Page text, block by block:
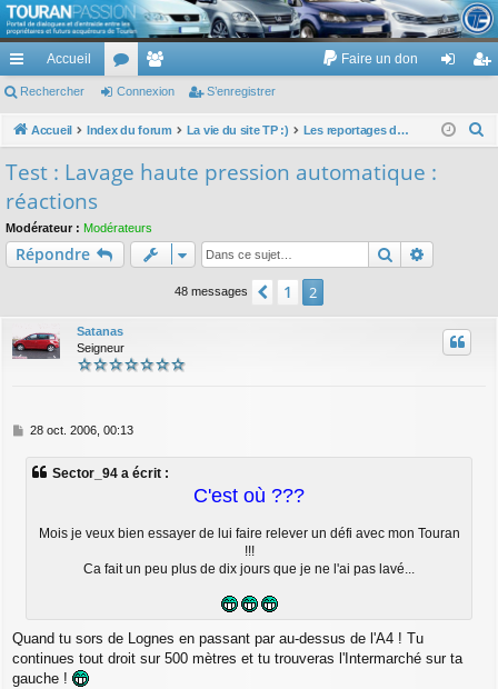
TouranPassion
Le forum des propriétaires ou futurs acquéreurs du Volkswagen Touran
cc
ès
pi
de
Accueil
or
u
e
m
Faire un don
ne nr
Rechercher Connexion S’enregistrer
Accueil Index du forum La vie du site TP :) Les reportages de TP : avis, commentaires et réactions
Test : Lavage haute pression automatique :
réactions
Modérateur : Modérateurs
Répondre Rechercher
48 messages Précédente
1 2
Satanas
Seigneur
M
s
28 oct. 2006, 00:13
Sector_94 a écrit :
C'est où ???
Mois je veux bien essayer de lui faire relever un défi avec mon Touran
!!!
Ca fait un peu plus de dix jours que je ne l'ai pas lavé...
Quand tu sors de Lognes en passant par au-dessus de l'A4 ! Tu
continues tout droit sur 500 mètres et tu trouveras l'Intermarché sur ta
gauche !